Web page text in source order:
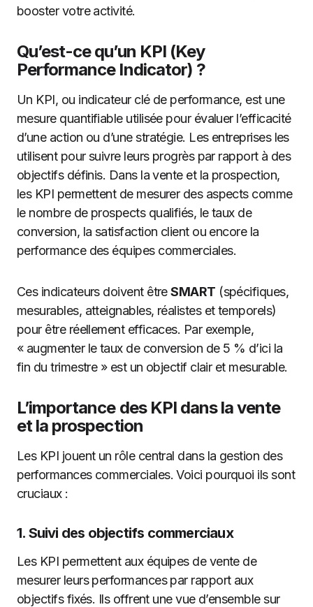
booster votre activité.
Qu’est-ce qu’un KPI (Key
Performance Indicator) ?
Un KPI, ou indicateur clé de performance, est une
mesure quantifiable utilisée pour évaluer l’efficacité
d’une action ou d’une stratégie. Les entreprises les
utilisent pour suivre leurs progrès par rapport à des
objectifs définis. Dans la vente et la prospection,
les KPI permettent de mesurer des aspects comme
le nombre de prospects qualifiés, le taux de
conversion, la satisfaction client ou encore la
performance des équipes commerciales.
Ces indicateurs doivent êtreSMART (spécifiques,
mesurables, atteignables, réalistes et temporels)
pour être réellement efficaces. Par exemple,
« augmenter le taux de conversion de 5 % d’ici la
fin du trimestre » est un objectif clair et mesurable.
L’importance des KPI dans la vente
et la prospection
Les KPI jouent un rôle central dans la gestion des
performances commerciales. Voici pourquoi ils sont
cruciaux :
1. Suivi des objectifs commerciaux
Les KPI permettent aux équipes de vente de
mesurer leurs performances par rapport aux
objectifs fixés. Ils offrent une vue d’ensemble sur